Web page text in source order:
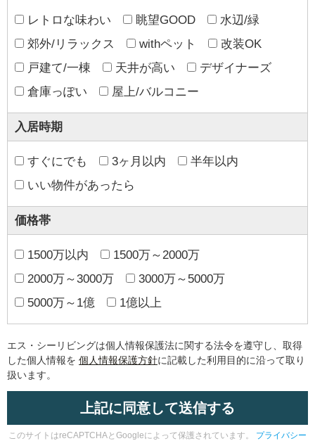
レトロな味わい 眺望GOOD
水辺/緑
郊外/リラックス
withペット
改装OK
戸建て/一棟
天井が高い
デザイナーズ
倉庫っぽい
屋上/バルコニー
入居時期
すぐにでも 3ヶ月以内
半年以内
いい物件があったら
価格帯
1500万以内
1500万～2000万
2000万～3000万
3000万～5000万
5000万～1億
1億以上
エス・シーリビングは個人情報保護法に関する法令を遵守し、取得
した個人情報を 個人情報保護方針に記載した利用目的に沿って取り
扱います。
このサイトはreCAPTCHAとGoogleによって保護されています。
プライバシー